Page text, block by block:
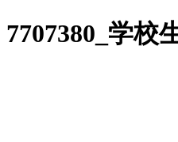
7707380_学校